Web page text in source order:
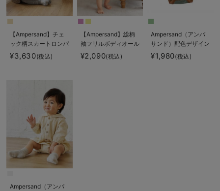
【Ampersand】チェ
ック柄スカートロンパ
ース
¥3,630(税込)
【Ampersand】総柄
袖フリルボディオール
¥2,090(税込)
Ampersand（アンパ
サンド）配色デザイン
ボディスーツ
¥1,980(税込)
Ampersand（アンパ